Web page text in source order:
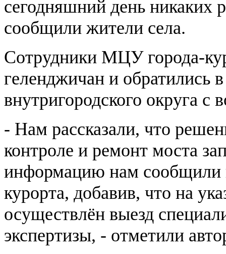
сегодняшний день никаких
сообщили жители села.
Сотрудники МЦУ города-
геленджичан и обратились
внутригородского округа с
- Нам рассказали, что
контроле и ремонт моста
информацию нам сообщили
курорта, добавив, что на
осуществлён выезд
экспертизы, - отметили